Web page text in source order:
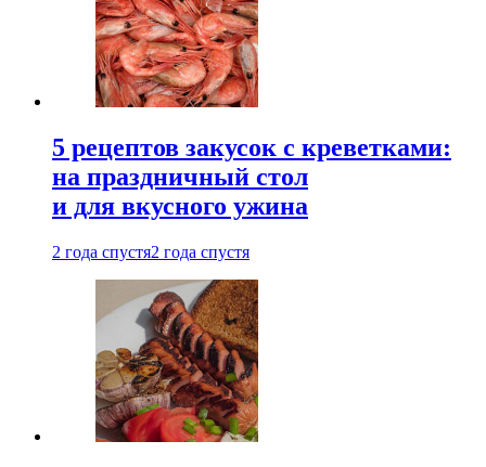
5 рецептов закусок с креветками:
на праздничный стол
и для вкусного ужина
2 года спустя2 года спустя